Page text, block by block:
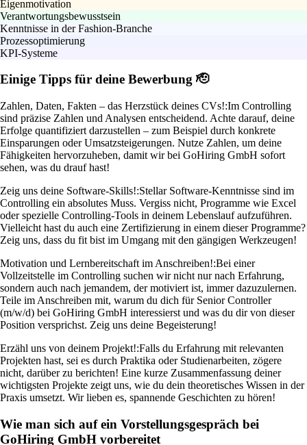
Eigenmotivation
Verantwortungsbewusstsein
Kenntnisse in der Fashion-Branche
Prozessoptimierung
KPI-Systeme
Einige Tipps für deine Bewerbung 🫡
Zahlen, Daten, Fakten – das Herzstück deines CVs!:Im Controlling
sind präzise Zahlen und Analysen entscheidend. Achte darauf, deine
Erfolge quantifiziert darzustellen – zum Beispiel durch konkrete
Einsparungen oder Umsatzsteigerungen. Nutze Zahlen, um deine
Fähigkeiten hervorzuheben, damit wir bei GoHiring GmbH sofort
sehen, was du drauf hast!
Zeig uns deine Software-Skills!:Stellar Software-Kenntnisse sind im
Controlling ein absolutes Muss. Vergiss nicht, Programme wie Excel
oder spezielle Controlling-Tools in deinem Lebenslauf aufzuführen.
Vielleicht hast du auch eine Zertifizierung in einem dieser Programme?
Zeig uns, dass du fit bist im Umgang mit den gängigen Werkzeugen!
Motivation und Lernbereitschaft im Anschreiben!:Bei einer
Vollzeitstelle im Controlling suchen wir nicht nur nach Erfahrung,
sondern auch nach jemandem, der motiviert ist, immer dazuzulernen.
Teile im Anschreiben mit, warum du dich für Senior Controller
(m/w/d) bei GoHiring GmbH interessierst und was du dir von dieser
Position versprichst. Zeig uns deine Begeisterung!
Erzähl uns von deinem Projekt!:Falls du Erfahrung mit relevanten
Projekten hast, sei es durch Praktika oder Studienarbeiten, zögere
nicht, darüber zu berichten! Eine kurze Zusammenfassung deiner
wichtigsten Projekte zeigt uns, wie du dein theoretisches Wissen in der
Praxis umsetzt. Wir lieben es, spannende Geschichten zu hören!
Wie man sich auf ein Vorstellungsgespräch bei
GoHiring GmbH vorbereitet